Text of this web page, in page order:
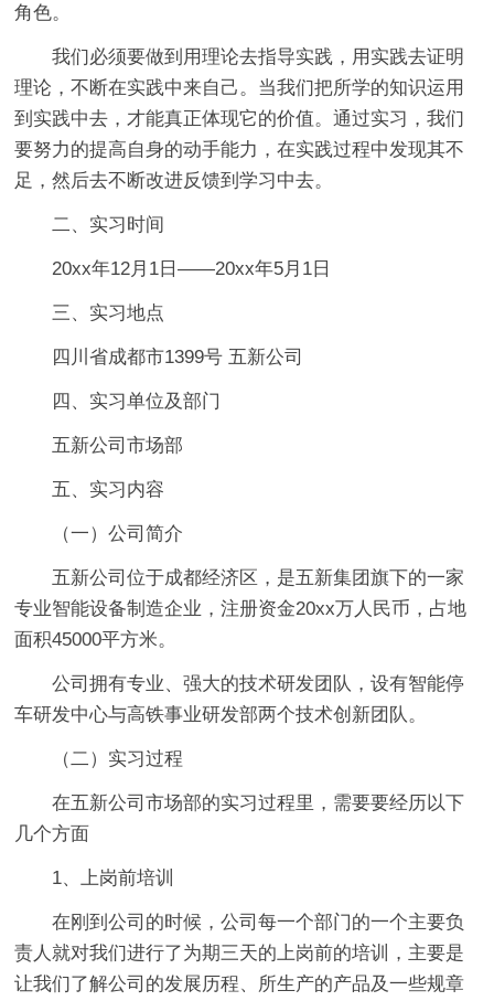
角色。
我们必须要做到用理论去指导实践，用实践去证明
理论，不断在实践中来自己。当我们把所学的知识运用
到实践中去，才能真正体现它的价值。通过实习，我们
要努力的提高自身的动手能力，在实践过程中发现其不
足，然后去不断改进反馈到学习中去。
二、实习时间
20xx年12月1日——20xx年5月1日
三、实习地点
四川省成都市1399号 五新公司
四、实习单位及部门
五新公司市场部
五、实习内容
（一）公司简介
五新公司位于成都经济区，是五新集团旗下的一家
专业智能设备制造企业，注册资金20xx万人民币，占地
面积45000平方米。
公司拥有专业、强大的技术研发团队，设有智能停
车研发中心与高铁事业研发部两个技术创新团队。
（二）实习过程
在五新公司市场部的实习过程里，需要要经历以下
几个方面
1、上岗前培训
在刚到公司的时候，公司每一个部门的一个主要负
责人就对我们进行了为期三天的上岗前的培训，主要是
让我们了解公司的发展历程、所生产的产品及一些规章